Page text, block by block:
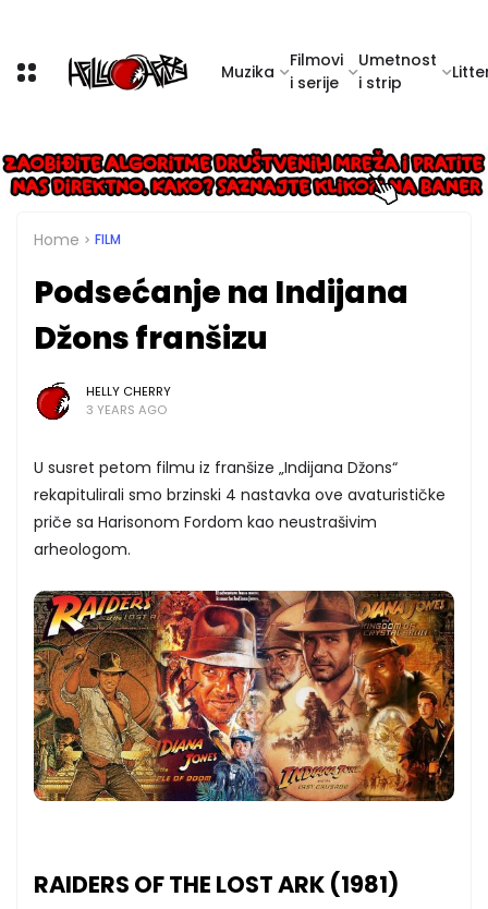
Muzika
Filmovi
i serije
Umetnost
i strip
Home FILM
Podsećanje na Indijana
Džons franšizu
HELLY CHERRY
3 YEARS AGO
U susret petom filmu iz franšize „Indijana Džons“
rekapitulirali smo brzinski 4 nastavka ove avaturističke
priče sa Harisonom Fordom kao neustrašivim
arheologom.
RAIDERS OF THE LOST ARK (1981)